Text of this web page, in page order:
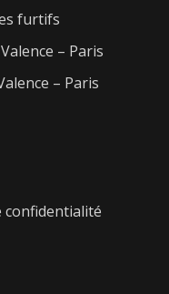
furtifs
– Paris
– Paris
confidentialité